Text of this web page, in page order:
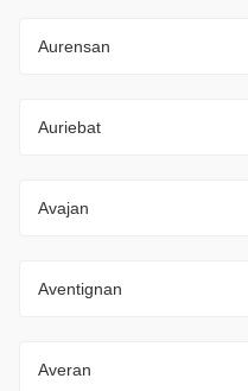
Aurensan
Auriebat
Avajan
Aventignan
Averan